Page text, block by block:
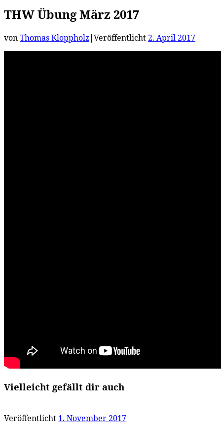
THW Übung März 2017
vonThomas Kloppholz|Veröffentlicht 2. April 2017
Vielleicht gefällt dir auch
Veröffentlicht 1. November 2017